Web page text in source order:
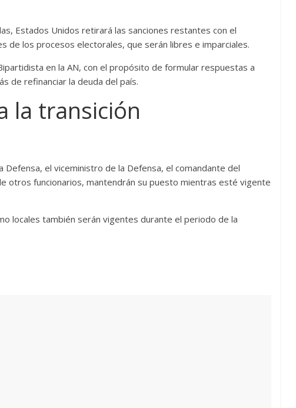
Estados Unidos retirará las sanciones restantes con el
de los procesos electorales, que serán libres e imparciales.
en la AN, con el propósito de formular respuestas a
de refinanciar la deuda del país.
la transición
el viceministro de la Defensa, el comandante del
otros funcionarios, mantendrán su puesto mientras esté vigente
locales también serán vigentes durante el periodo de la